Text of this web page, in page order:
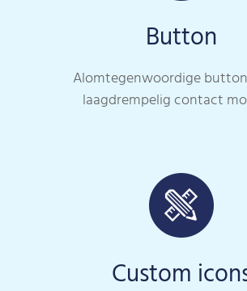
Button
Alomtegenwoordige
laagdrempelig contact
Custom